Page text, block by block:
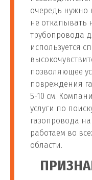
очередь нужно
не откапывать
трубопровода
используется
позволяющее
повреждения
5-10 см.
услуги по
газопровода
работаем во
области.